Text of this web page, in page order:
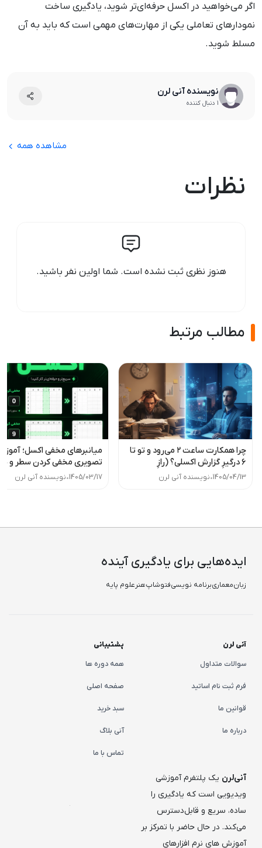
اگر می‌خواهید در اکسل حرفه‌ای‌تر شوید، یادگیری ساخت
نمودارهای تعاملی یکی از مهارت‌های مهمی است که باید به آن
مسلط شوید.
نویسنده آنی لرن
1 دنبال کننده
مشاهده همه
نظرات
هنوز نظری ثبت نشده است. شما اولین نفر باشید.
مطالب مرتبط
چرا همکارت ساعت ۲ می‌رود و تو تا
۶ درگیرِ گزارش اکسلی؟ (رازِ
بهره‌وری)
1405/04/13
•نویسنده آنی لرن
میانبرهای مخفی اکسل؛
تصویری مخفی کردن سطر و
(Hide/Unhide)
1405/03/17
•نویسنده آنی لرن
ایده‌هایی برای یادگیری آینده
زبانمعماریبرنامه نویسیفتوشاپهنر علوم پایه
آنی لرن
سوالات متداول
فرم ثبت نام اساتید
قوانین ما
درباره ما
پشتیبانی
همه دوره ها
صفحه اصلی
سبد خرید
آنی بلاگ
تماس با ما
آنی‌لرن یک پلتفرم آموزشی
ویدیویی است که یادگیری را
ساده، سریع و قابل‌دسترس
می‌کند. در حال حاضر با تمرکز بر
آموزش های نرم افزارهای